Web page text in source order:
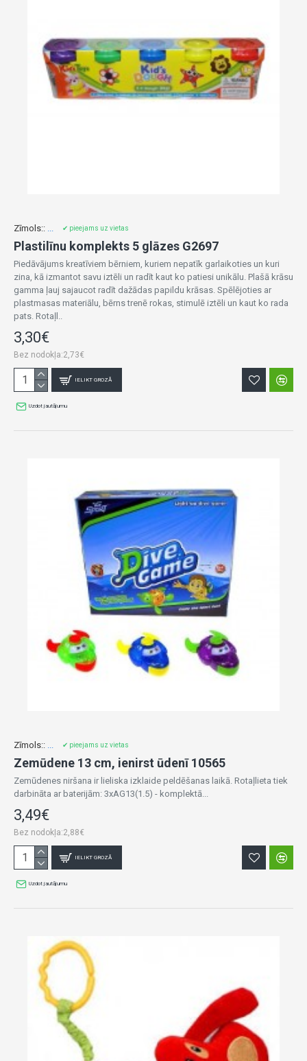
Zīmols:: ... ✔ pieejams uz vietas
Plastilīnu komplekts 5 glāzes G2697
Piedāvājums kreatīviem bērniem, kuriem nepatīk garlaikoties un kuri
zina, kā izmantot savu iztēli un radīt kaut ko patiesi unikālu. Plašā krāsu
gamma ļauj sajaucot radīt dažādas papildu krāsas. Spēlējoties ar
plastmasas materiālu, bērns trenē rokas, stimulē iztēli un kaut ko rada
pats. Rotaļl..
3,30€
Bez nodokļa:2,73€
IELIKT GROZĀ
Uzdot jautājumu
Zīmols:: ... ✔ pieejams uz vietas
Zemūdene 13 cm, ienirst ūdenī 10565
Zemūdenes niršana ir lieliska izklaide peldēšanas laikā. Rotaļlieta tiek
darbināta ar baterijām: 3xAG13(1.5) - komplektā...
3,49€
Bez nodokļa:2,88€
IELIKT GROZĀ
Uzdot jautājumu